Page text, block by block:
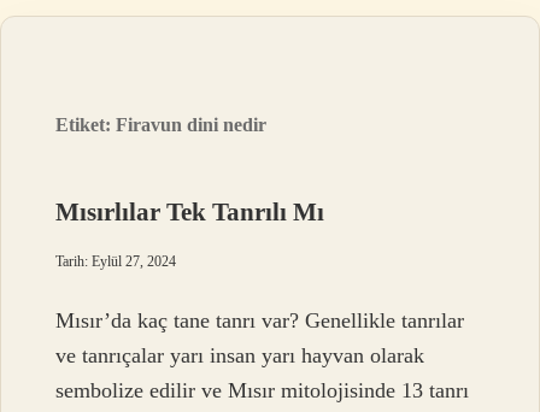
Etiket:Firavun dini nedir
Mısırlılar Tek Tanrılı Mı
Tarih: Eylül 27, 2024
Mısır’da kaç tane tanrı var? Genellikle tanrılar
ve tanrıçalar yarı insan yarı hayvan olarak
sembolize edilir ve Mısır mitolojisinde 13 tanrı